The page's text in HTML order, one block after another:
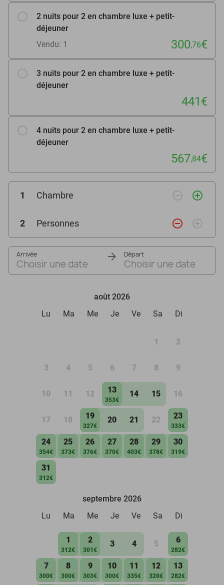
2 nuits pour 2 en chambre luxe + petit-
déjeuner
Vendu: 1
300,76€
3 nuits pour 2 en chambre luxe + petit-
déjeuner
441€
4 nuits pour 2 en chambre luxe + petit-
déjeuner
567,84€
1 Chambre remove_circle_outline add_circle_outline
2 Personnes remove_circle_outline add_circle_outline
Arrivée
Choisir une date
Départ
Choisir une date
août 2026
Lu
Ma Me Je Ve Sa Di
1 2
3 4 5 6 7 8 9
10 11 12 13
353€
14 15 16
17 18 19
327€
20 21 22 23
333€
24
354€
25
373€
26
376€
27
370€
28
403€
29
378€
30
319€
31
312€
septembre 2026
Lu
Ma Me Je Ve Sa Di
1
312€
2
301€
3 4 5 6
282€
7
300€
8
300€
9
303€
10
300€
11
335€
12
320€
13
282€